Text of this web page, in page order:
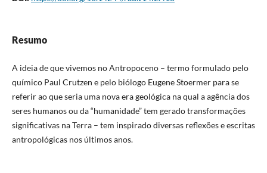
Resumo
A ideia de que vivemos no Antropoceno – termo formulado pelo
químico Paul Crutzen e pelo biólogo Eugene Stoermer para se
referir ao que seria uma nova era geológica na qual a agência dos
seres humanos ou da “humanidade” tem gerado transformações
significativas na Terra – tem inspirado diversas reflexões e escritas
antropológicas nos últimos anos.